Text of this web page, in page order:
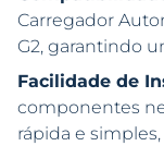
Carregador
G2, garantindo
Facilidade de
componentes
rápida e